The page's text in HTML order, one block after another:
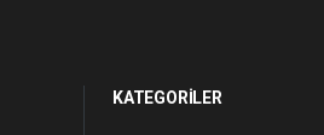
KATEGORİLER